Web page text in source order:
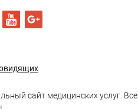
сайт медицинских услуг. Все